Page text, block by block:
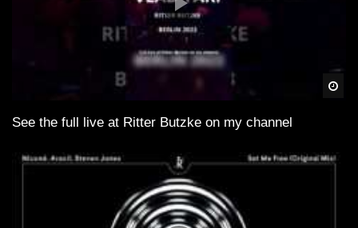
See the full live at Ritter Butzke on my channel